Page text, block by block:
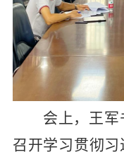
会上，王
召开学习贯彻